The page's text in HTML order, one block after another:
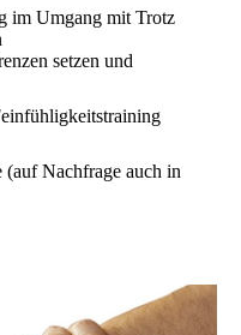
im Umgang mit Trotz
setzen und
(auf Nachfrage auch in